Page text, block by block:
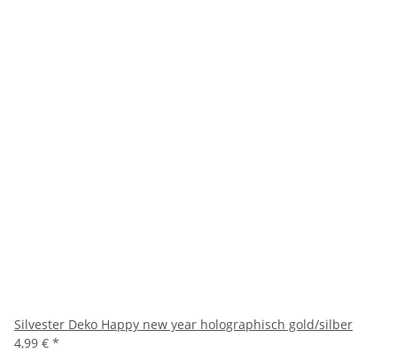
Silvester Deko Happy new year holographisch gold/silber
4,99 € *